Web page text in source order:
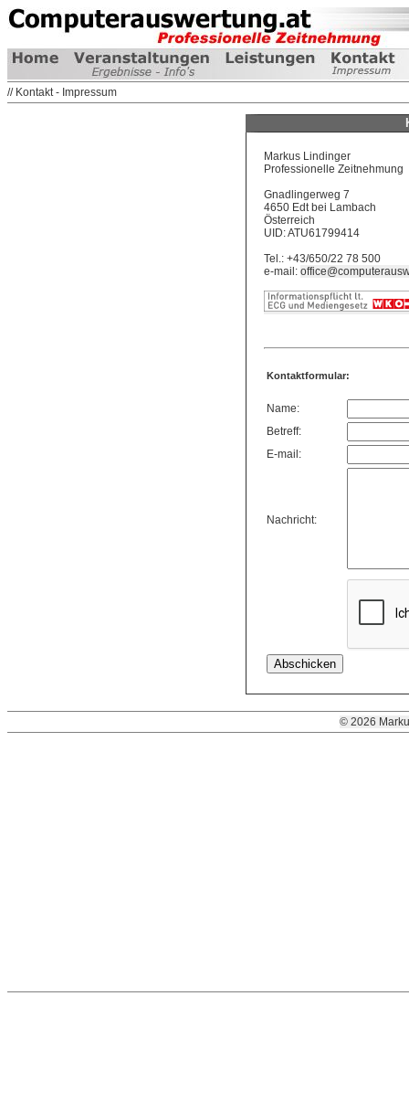
// Kontakt - Impressum
Markus Lindinger
Professionelle Zeitnehmung
Gnadlingerweg 7
4650 Edt bei Lambach
Österreich
UID: ATU61799414
Tel.: +43/650/22 78 500
e-mail:
Kontaktformular:
Name:
Betreff:
E-mail:
Nachricht:
© 2026